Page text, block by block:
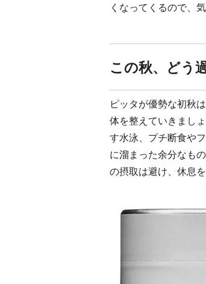
くなってくるので、
この秋、どう
ピッタが優勢な初秋
体を整えていきまし
す水泳、プチ断食や
に溜まった余分なも
の摂取は避け、休息